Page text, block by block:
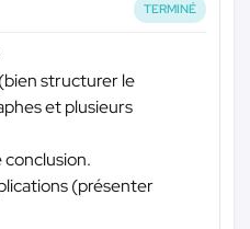
TERMINÉ
structurer le
et plusieurs
(présenter